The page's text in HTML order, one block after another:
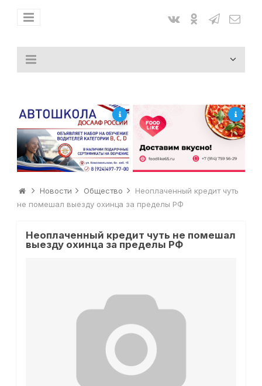
Новости Общество
Неоплаченный кредит чуть
не помешал выезду охинца за пределы РФ
Неоплаченный кредит чуть не помешал
выезду охинца за пределы РФ